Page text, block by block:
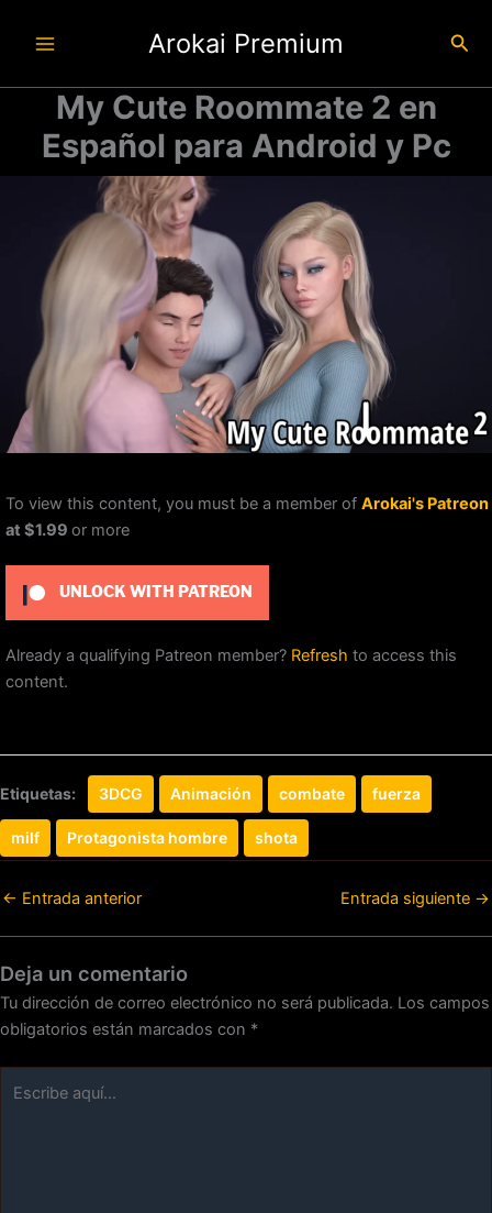
Arokai Premium
My Cute Roommate 2 en
Español para Android y Pc
To view this content, you must be a member of Arokai's Patreon
at $1.99 or more
UNLOCK WITH PATREON
Already a qualifying Patreon member? Refresh to access this
content.
Etiquetas: 3DCG Animación combate fuerza
milf Protagonista hombre shota
← Entrada anterior Entrada siguiente →
Deja un comentario
Tu dirección de correo electrónico no será publicada. Los campos
obligatorios están marcados con *
aquí...